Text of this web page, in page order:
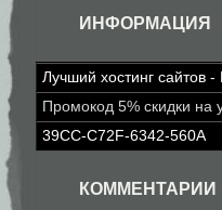
ИНФОРМАЦИЯ
Лучший хостинг сайтов -
Промокод 5% скидки на
39CC-C72F-6342-560A
КОММЕНТАРИИ